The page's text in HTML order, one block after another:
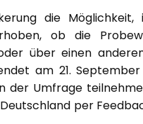
die
ob die
über einen
am 21.
Umfrage
per